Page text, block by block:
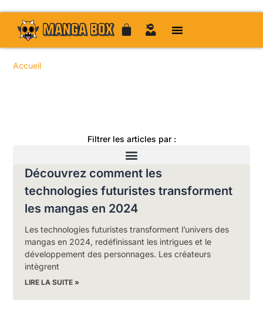
Accueil
Filtrer les articles par :
Découvrez comment les
technologies futuristes transforment
les mangas en 2024
Les technologies futuristes transforment l’univers des
mangas en 2024, redéfinissant les intrigues et le
développement des personnages. Les créateurs
intègrent
LIRE LA SUITE »